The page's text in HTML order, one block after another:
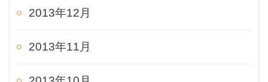
2013年12月
2013年11月